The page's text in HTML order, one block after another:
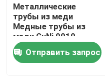
Медная Адвокатура
Медная плита никеля
Металлические
трубы из меди
Медные трубы из
меди CuNi 9010
C71500 / CuNi 70/30
Медь Никель
Бесшовная труба
Отправить запрос